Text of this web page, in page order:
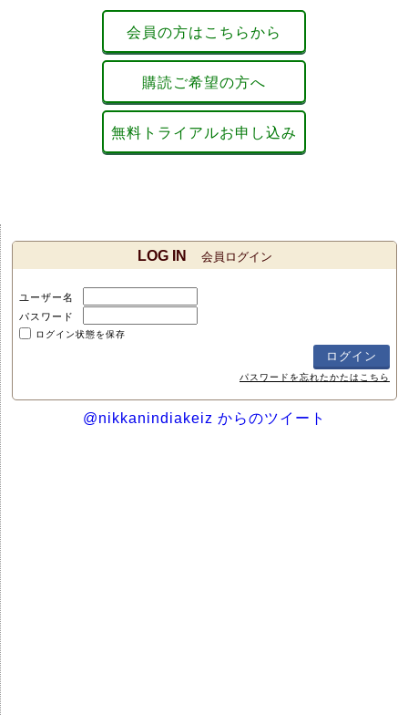
会員の方はこちらから
購読ご希望の方へ
無料トライアルお申し込み
LOG IN 会員ログイン
ユーザー名
パスワード
ログイン状態を保存
パスワードを忘れたかたはこちら
@nikkanindiakeiz からのツイート